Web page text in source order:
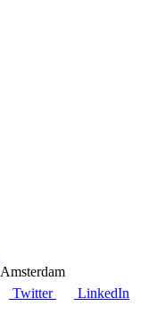
Amsterdam
Twitter LinkedIn